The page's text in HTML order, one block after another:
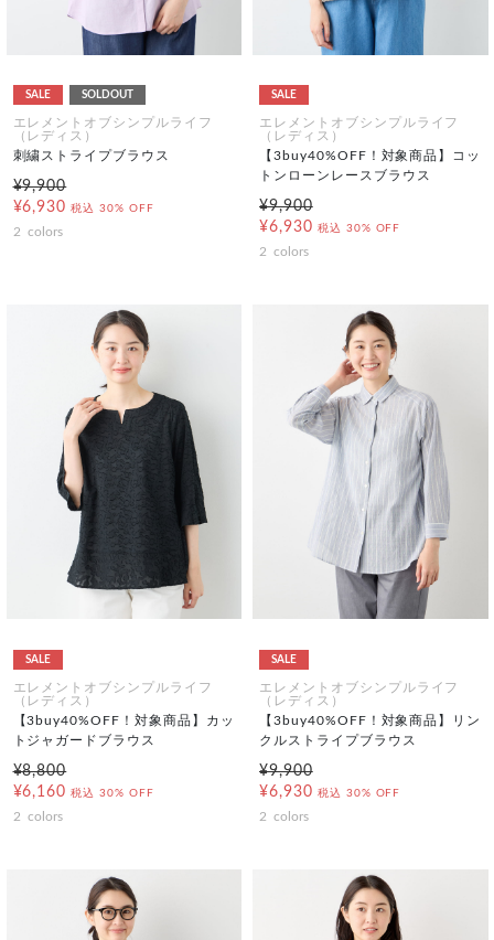
SALE SOLDOUT
エレメントオブシンプルライフ
（レディス）
刺繍ストライプブラウス
¥9,900
¥6,930 税込 30% OFF
2 colors
SALE
エレメントオブシンプルライフ
（レディス）
【3buy40%OFF！対象商品】コッ
トンローンレースブラウス
¥9,900
¥6,930 税込 30% OFF
2 colors
SALE
エレメントオブシンプルライフ
（レディス）
【3buy40%OFF！対象商品】カッ
トジャガードブラウス
¥8,800
¥6,160 税込 30% OFF
2 colors
SALE
エレメントオブシンプルライフ
（レディス）
【3buy40%OFF！対象商品】リン
クルストライプブラウス
¥9,900
¥6,930 税込 30% OFF
2 colors